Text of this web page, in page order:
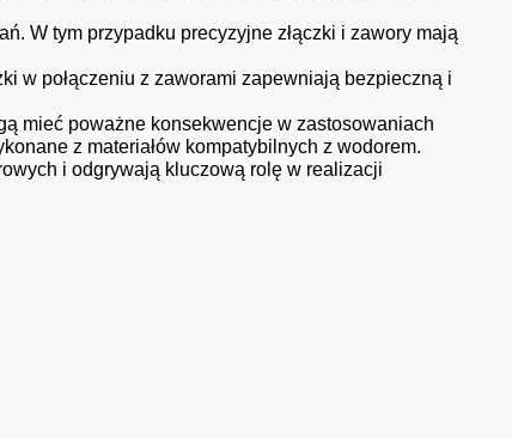
W tym przypadku precyzyjne złączki i zawory mają
w połączeniu z zaworami zapewniają bezpieczną i
mieć poważne konsekwencje w zastosowaniach
z materiałów kompatybilnych z wodorem.
i odgrywają kluczową rolę w realizacji